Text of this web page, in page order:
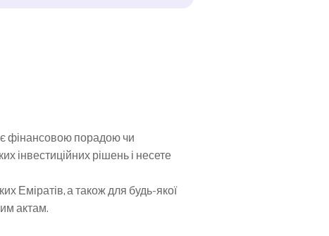
є фінансовою порадою чи
інвестиційних рішень і несете
Еміратів, а також для будь-якої
актам.